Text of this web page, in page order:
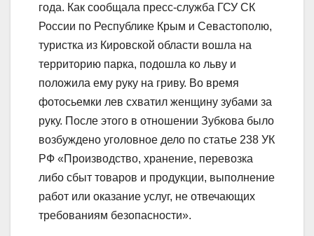
года. Как сообщала пресс-служба ГСУ СК
России по Республике Крым и Севастополю,
туристка из Кировской области вошла на
территорию парка, подошла ко льву и
положила ему руку на гриву. Во время
фотосьемки лев схватил женщину зубами за
руку. После этого в отношении Зубкова было
возбуждено уголовное дело по статье 238 УК
РФ «Производство, хранение, перевозка
либо сбыт товаров и продукции, выполнение
работ или оказание услуг, не отвечающих
требованиям безопасности».